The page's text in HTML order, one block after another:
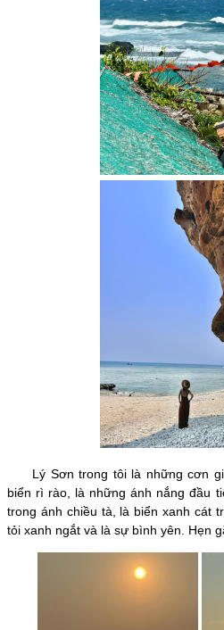
Lý Sơn trong tôi là những cơn
biển rì rào, là những ánh nắng đầu
trong ánh chiều tà, là biển xanh cát
tỏi xanh ngắt và là sự bình yên. Hẹn